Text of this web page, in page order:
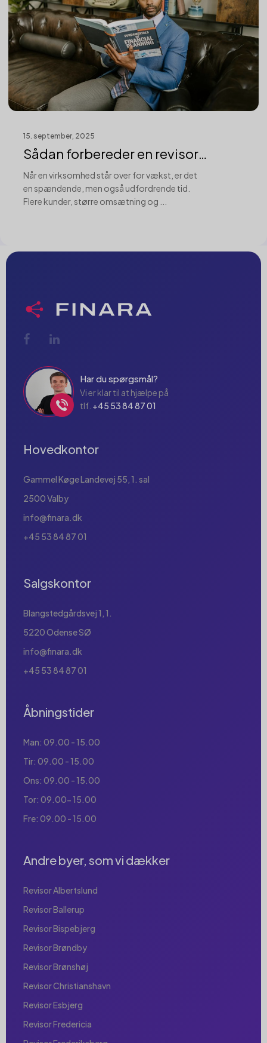
15. september, 2025
Sådan forbereder en revisor
virksomhede...
Når en virksomhed står over for vækst, er det
en spændende, men også udfordrende tid.
Flere kunder, større omsætning og ...
Har du spørgsmål?
Vi er klar til at hjælpe på
tlf. +45 53 84 87 01
Hovedkontor
Gammel Køge Landevej 55, 1. sal
2500 Valby
info@finara.dk
+45 53 84 87 01
Salgskontor
Blangstedgårdsvej 1, 1.
5220 Odense SØ
info@finara.dk
+45 53 84 87 01
Åbningstider
Man: 09.00 - 15.00
Tir: 09.00 - 15.00
Ons: 09.00 - 15.00
Tor: 09.00- 15.00
Fre: 09.00 - 15.00
Andre byer, som vi dækker
Revisor Albertslund
Revisor Ballerup
Revisor Bispebjerg
Revisor Brøndby
Revisor Brønshøj
Revisor Christianshavn
Revisor Esbjerg
Revisor Fredericia